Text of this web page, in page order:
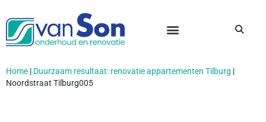
Home | Duurzaam resultaat: renovatie appartementen Tilburg |
Noordstraat Tilburg005